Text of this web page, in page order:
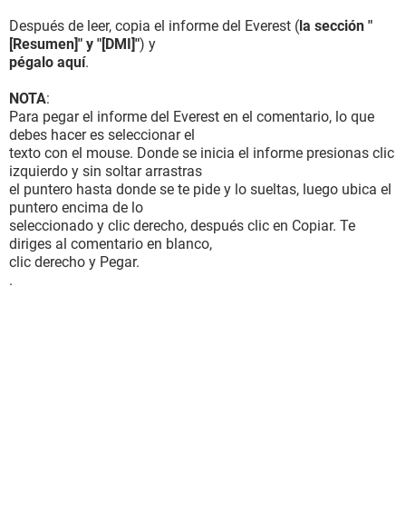
Después de leer, copia el informe del Everest (la sección "
[Resumen]" y "[DMI]") y
pégalo aquí.
NOTA:
Para pegar el informe del Everest en el comentario, lo que
debes hacer es seleccionar el
texto con el mouse. Donde se inicia el informe presionas clic
izquierdo y sin soltar arrastras
el puntero hasta donde se te pide y lo sueltas, luego ubica el
puntero encima de lo
seleccionado y clic derecho, después clic en Copiar. Te
diriges al comentario en blanco,
clic derecho y Pegar.
.